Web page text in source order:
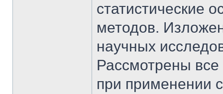
статистические
методов.
научных
Рассмотрены
при применении